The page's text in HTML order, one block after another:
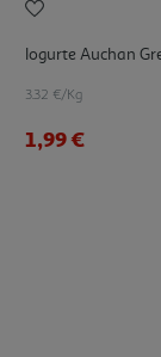
Iogurte Auchan
3.32 €/Kg
1,99 €